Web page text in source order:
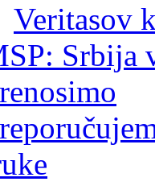
Veritasov
Srbija